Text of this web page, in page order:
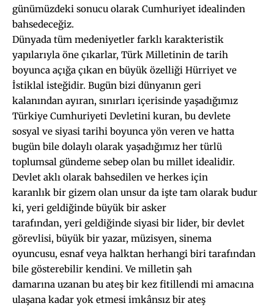
günümüzdeki sonucu olarak Cumhuriyet idealinden
bahsedeceğiz.
Dünyada tüm medeniyetler farklı karakteristik
yapılarıyla öne çıkarlar, Türk Milletinin de tarih
boyunca açığa çıkan en büyük özelliği Hürriyet ve
İstiklal isteğidir. Bugün bizi dünyanın geri
kalanından ayıran, sınırları içerisinde yaşadığımız
Türkiye Cumhuriyeti Devletini kuran, bu devlete
sosyal ve siyasi tarihi boyunca yön veren ve hatta
bugün bile dolaylı olarak yaşadığımız her türlü
toplumsal gündeme sebep olan bu millet idealidir.
Devlet aklı olarak bahsedilen ve herkes için
karanlık bir gizem olan unsur da işte tam olarak budur
ki, yeri geldiğinde büyük bir asker
tarafından, yeri geldiğinde siyasi bir lider, bir devlet
görevlisi, büyük bir yazar, müzisyen, sinema
oyuncusu, esnaf veya halktan herhangi biri tarafından
bile gösterebilir kendini. Ve milletin şah
damarına uzanan bu ateş bir kez fitillendi mi amacına
ulaşana kadar yok etmesi imkânsız bir ateş